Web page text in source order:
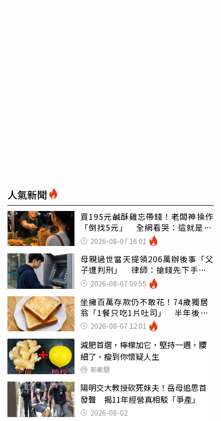
人氣新聞
買195元鹹酥雞忘帶錢！老闆神操作
「倒找5元」 全網看哭：這就是台
灣 2026-08-07 16:01
母親過世當天提領206萬辦後事「父
子遭判刑」 律師：搶錢先下手是
罪 2026-08-07 09:55
坐擁百萬存款仍不敢花！74歲獨居
翁「1餐只吃1片吐司」 半年後暴
瘦嚇壞女兒
2026-08-07 12:01
減肥首選，檸檬加它，堅持一週，腰
細了，瘦到你懷疑人生
新素簡
陽明交大教授砍死妹夫！岳母追思首
發聲 揭11年經營真相駁「爭產」
2026-08-02